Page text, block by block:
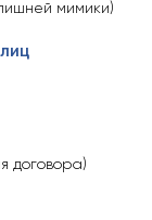
мимики)
договора)